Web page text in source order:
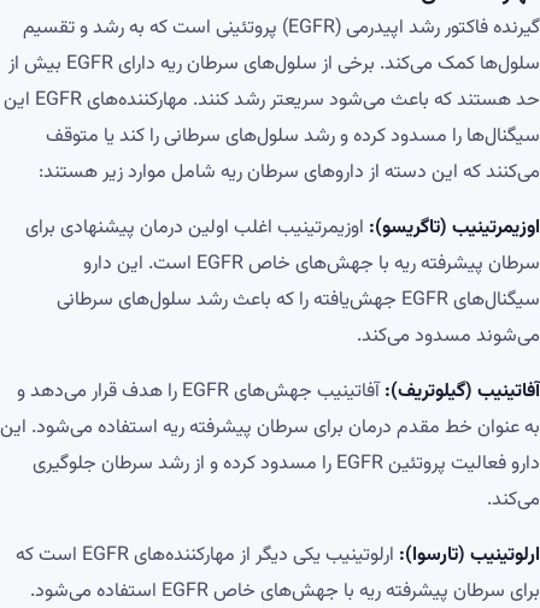
گیرنده فاکتور رشد اپیدرمی (EGFR) پروتئینی است که به رشد و تقسیم
سلول‌ها کمک می‌کند. برخی از سلول‌های سرطان ریه دارای EGFR بیش از
حد هستند که باعث می‌شود سریعتر رشد کنند. مهارکننده‌های EGFR این
سیگنال‌ها را مسدود کرده و رشد سلول‌های سرطانی را کند یا متوقف
می‌کنند که این دسته از داروهای سرطان ریه شامل موارد زیر هستند:
اوزیمرتینیب (تاگریسو): اوزیمرتینیب اغلب اولین درمان پیشنهادی برای
سرطان پیشرفته ریه با جهش‌های خاص EGFR است. این دارو
سیگنال‌های EGFR جهش‌یافته را که باعث رشد سلول‌های سرطانی
می‌شوند مسدود می‌کند.
آفاتینیب (گیلوتریف):
آفاتینیب جهش‌های EGFR را هدف قرار می‌دهد و
به عنوان خط مقدم درمان برای سرطان پیشرفته ریه استفاده می‌شود. این
دارو فعالیت پروتئین EGFR را مسدود کرده و از رشد سرطان جلوگیری
می‌کند.
ارلوتینیب (تارسوا):
ارلوتینیب یکی دیگر از مهارکننده‌های EGFR است که
برای سرطان پیشرفته ریه با جهش‌های خاص EGFR استفاده می‌شود.